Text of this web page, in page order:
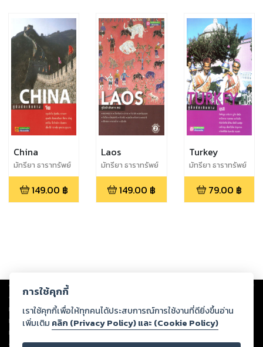
China
มัทรียา ธาราทรัพย์
149.00 ฿
Laos
มัทรียา ธาราทรัพย์
149.00 ฿
Turkey
มัทรียา ธาราทรัพย์
79.00 ฿
Copyright © 2026
ต่อผลงานหรือเนื้อหาใดที่อัปโหลดผ่านเว็บไซต์และปรากฏว่าละเมิดสิทธิใน
ทรัพย์สินทางปัญญาของบุคคลอื่นหรือขัดต่อกฎหมายและศีลธรรม ดังนั้น ผู้อ่าน
ทุกท่านโปรดใช้วิจารณญาณในการกลั่นกรองด้วยตนเอง และหากท่านพบว่าส่วน
หนึ่งส่วนใดขัดต่อกฎหมายและศีลธรรม กรุณาแจ้งมายังบริษัท เพื่อทีมงานจะได้
ดำเนินการในทันที ทั้งนี้ ทางสตอรี่ล็อกขอสงวนลิขสิทธิ์ตามพระราชบัญญัติ
การใช้คุกกี้
เราใช้คุกกี้เพื่อให้ทุกคนได้ประสบการณ์การใช้งานที่ดียิ่งขึ้นอ่าน
เพิ่มเติม คลิก (Privacy Policy) และ (Cookie Policy)